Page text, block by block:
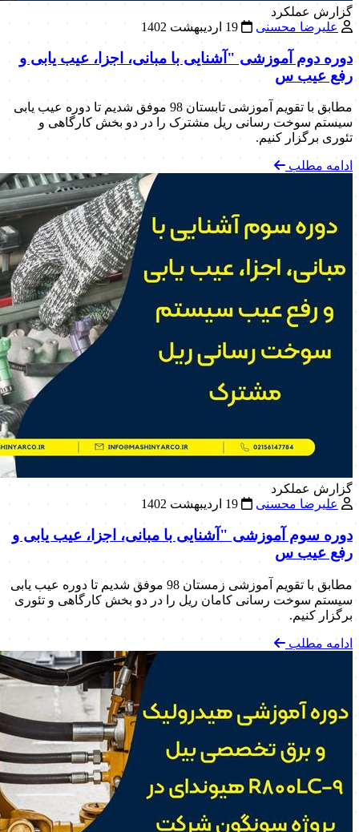
گزارش عملکرد
علیرضا محسنی
19 اردیبهشت 1402
دوره دوم آموزشی "آشنایی با مبانی، اجزا، عیب یابی و
رفع عیب س
مطابق با تقویم آموزشی تابستان 98 موفق شدیم تا دوره عیب یابی
سیستم سوخت رسانی ریل مشترک را در دو بخش کارگاهی و
تئوری برگزار کنیم.
ادامه مطلب
گزارش عملکرد
علیرضا محسنی
19 اردیبهشت 1402
دوره سوم آموزشی "آشنایی با مبانی، اجزا، عیب یابی و
رفع عیب س
مطابق با تقویم آموزشی زمستان 98 موفق شدیم تا دوره عیب یابی
سیستم سوخت رسانی کامان ریل را در دو بخش کارگاهی و تئوری
برگزار کنیم.
ادامه مطلب